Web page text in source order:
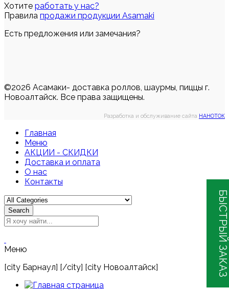
Хотите работать у нас?
Правила продажи продукции Asamaki
Есть предложения или замечания?
©2026 Асамаки- доставка роллов, шаурмы, пиццы г.
Новоалтайск. Все права защищены.
Разработка и обслуживание сайта НАНОТОК
Главная
Меню
АКЦИИ - СКИДКИ
Доставка и оплата
О нас
Контакты
Search БЫСТРЫЙ ЗАКАЗ
Меню
[city Барнаул] [/city] [city Новоалтайск]